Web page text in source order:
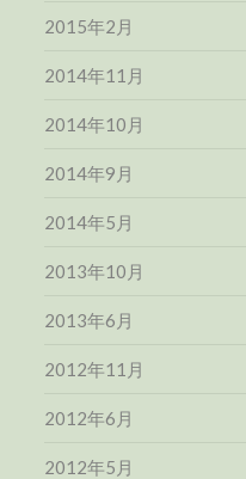
2015年2月
2014年11月
2014年10月
2014年9月
2014年5月
2013年10月
2013年6月
2012年11月
2012年6月
2012年5月